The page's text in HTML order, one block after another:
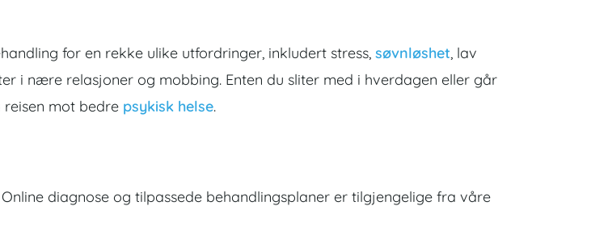
for en rekke ulike utfordringer, inkludert stress, søvnløshet, lav
i nære relasjoner og mobbing. Enten du sliter med i hverdagen eller går
mot bedre psykisk helse.
diagnose og tilpassede behandlingsplaner er tilgjengelige fra våre